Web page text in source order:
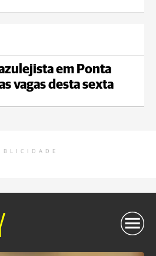
em Ponta
vagas desta sexta